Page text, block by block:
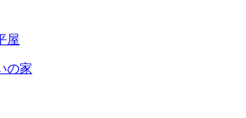
屋
の家